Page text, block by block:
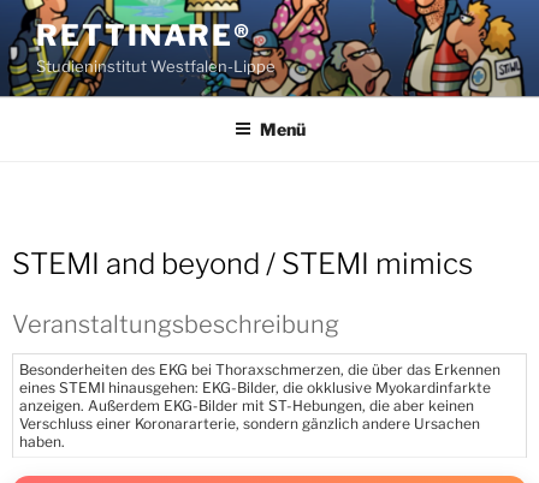
Zum
Inhalt
springen
RETTINARE®
Studieninstitut Westfalen-Lippe
Menü
STEMI and beyond / STEMI mimics
Veranstaltungsbeschreibung
Besonderheiten des EKG bei Thoraxschmerzen, die über das Erkennen
eines STEMI hinausgehen: EKG-Bilder, die okklusive Myokardinfarkte
anzeigen. Außerdem EKG-Bilder mit ST-Hebungen, die aber keinen
Verschluss einer Koronararterie, sondern gänzlich andere Ursachen
haben.